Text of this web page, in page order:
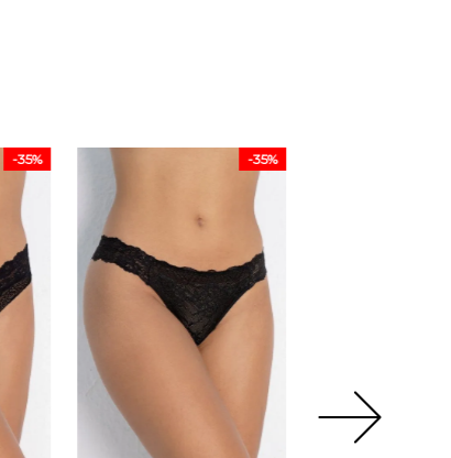
-35% -35%